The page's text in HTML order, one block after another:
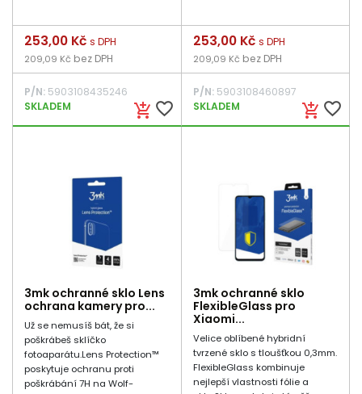
add_shopping_cart favorite_border
Cena
253,00 Kč s DPH
209,09 Kč bez DPH
P/N: 5903108435246
SKLADEM
add_shopping_cart favorite_border
Cena
253,00 Kč s DPH
209,09 Kč bez DPH
P/N:5903108460897
SKLADEM
3mk ochranné sklo Lens
ochrana kamery pro...
Už se nemusíš bát, že si
poškrábeš sklíčko
fotoaparátu.Lens Protection™
poskytuje ochranu proti
poškrábání 7H na Wolf-
3mk ochranné sklo
FlexibleGlass pro
Xiaomi...
Velice oblíbené hybridní
tvrzené sklo s tloušťkou 0,3mm.
FlexibleGlass kombinuje
nejlepší vlastnosti fólie a